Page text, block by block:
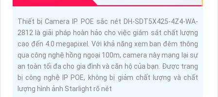
Thiết bị Camera IP POE sắc nét DH-SDT5X425-4Z4-WA-
2812 là giải pháp hoàn hảo cho việc giám sát chất lượng
cao đến 4.0 megapixel. Với khả năng xem ban đêm thông
qua công nghệ hồng ngoại 100m, camera này mang lại sự
an toàn tối đa cho gia đình và căn hộ của bạn. Được trang
bị công nghệ IP POE, không bị giảm chất lượng và chất
lượng hình ảnh Starlight rõ nét